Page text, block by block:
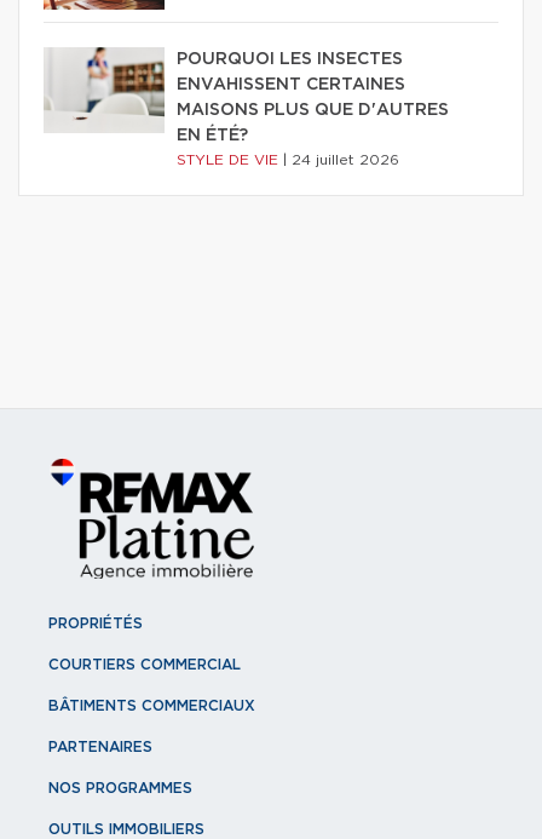
POURQUOI LES INSECTES
ENVAHISSENT CERTAINES
MAISONS PLUS QUE D'AUTRES
EN ÉTÉ?
STYLE DE VIE 24 juillet 2026
PROPRIÉTÉS
COURTIERS COMMERCIAL
BÂTIMENTS COMMERCIAUX
PARTENAIRES
NOS PROGRAMMES
OUTILS IMMOBILIERS